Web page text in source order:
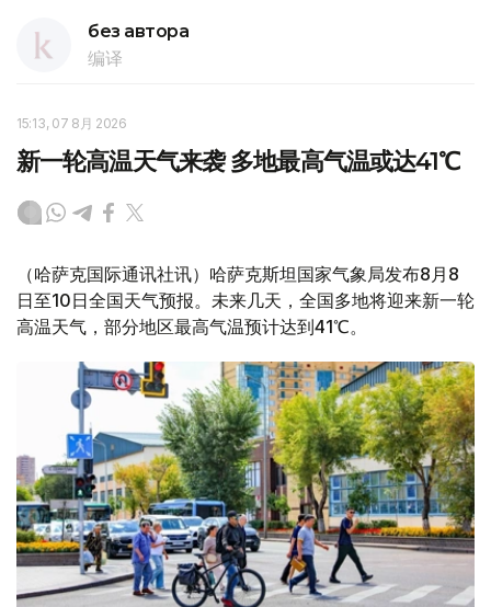
без автора
编译
15:13, 07 8月 2026
新一轮高温天气来袭 多地最高气温或达41℃
（哈萨克国际通讯社讯）哈萨克斯坦国家气象局发布8月8
日至10日全国天气预报。未来几天，全国多地将迎来新一轮
高温天气，部分地区最高气温预计达到41℃。